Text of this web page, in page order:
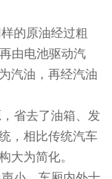
的原油经过粗
由电池驱动汽
汽油，再经汽油
省去了油箱、发
，相比传统汽车
大为简化。